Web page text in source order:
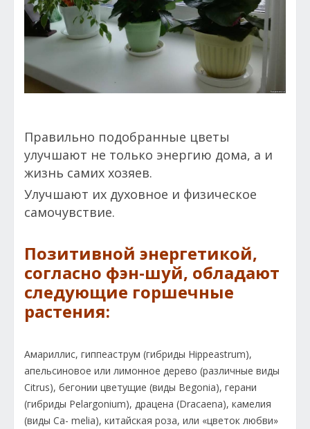
Правильно подобранные цветы
улучшают не только энергию дома, а и
жизнь самих хозяев.
Улучшают их духовное и физическое
самочувствие.
Позитивной энергетикой,
согласно фэн-шуй, обладают
следующие горшечные
растения:
Амариллис, гиппеаструм (гибриды Hippeastrum),
апельсиновое или лимонное дерево (различные виды
Citrus), бегонии цветущие (виды Begonia), герани
(гибриды Pelargonium), драцена (Dracaena), камелия
(виды Са- melia), китайская роза, или «цветок любви»